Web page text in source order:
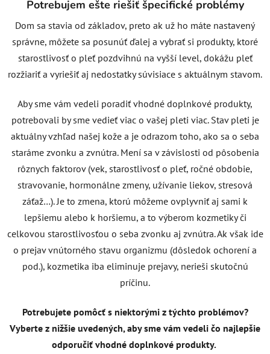
Potrebujem ešte riešiť špecifické problémy
Dom sa stavia od základov, preto ak už ho máte nastavený
správne, môžete sa posunúť ďalej a vybrať si produkty, ktoré
starostlivosť o pleť pozdvihnú na vyšší level, dokážu pleť
rozžiariť a vyriešiť aj nedostatky súvisiace s aktuálnym stavom.
Aby sme vám vedeli poradiť vhodné doplnkové produkty,
potrebovali by sme vedieť viac o vašej pleti viac. Stav pleti je
aktuálny vzhľad našej kože a je odrazom toho, ako sa o seba
staráme zvonku a zvnútra. Mení sa v závislosti od pôsobenia
rôznych faktorov (vek, starostlivosť o pleť, ročné obdobie,
stravovanie, hormonálne zmeny, užívanie liekov, stresová
záťaž…). Je to zmena, ktorú môžeme ovplyvniť aj sami k
lepšiemu alebo k horšiemu, a to výberom kozmetiky či
celkovou starostlivosťou o seba zvonku aj zvnútra. Ak však ide
o prejav vnútorného stavu organizmu (dôsledok ochorení a
pod.), kozmetika iba eliminuje prejavy, nerieši skutočnú
príčinu.
Potrebujete pomôcť s niektorými z týchto problémov?
Vyberte z nižšie uvedených, aby sme vám vedeli čo najlepšie
odporučiť vhodné doplnkové produkty.